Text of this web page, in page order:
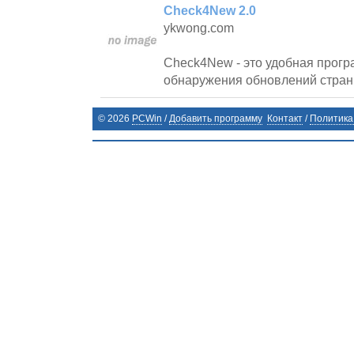
Check4New 2.0
ykwong.com
Check4New - это удобная
обнаружения обновлений
© 2026 PCWin /Добавить программу Контакт /